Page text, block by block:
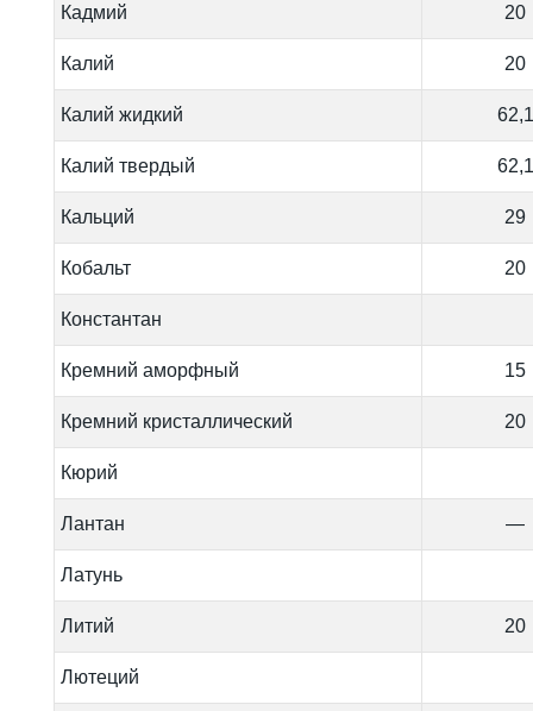
Кадмий 20
Калий 20
Калий жидкий 62,1
Калий твердый 62,1
Кальций 29
Кобальт 20
Константан
Кремний аморфный 15
Кремний кристаллический 20
Кюрий
Лантан —
Латунь
Литий 20
Лютеций